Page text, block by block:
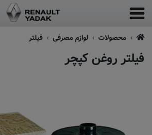
محصولات لوازم مصرفی فیلتر
فیلتر روغن کپچر